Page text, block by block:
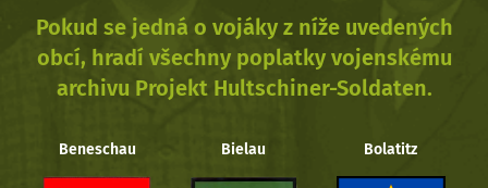
Pokud se jedná o vojáky z níže uvedených
obcí, hradí všechny poplatky vojenskému
archivu Projekt Hultschiner-Soldaten.
Beneschau Bielau Bolatitz